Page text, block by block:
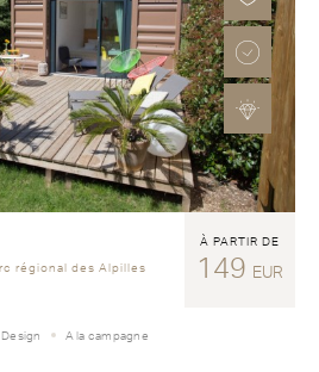
régional des Alpilles
À PARTIR DE
149 EUR
Design A la campagne